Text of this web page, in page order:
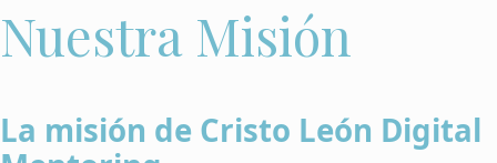
Nuestra Misión
La misión de Cristo León Digital